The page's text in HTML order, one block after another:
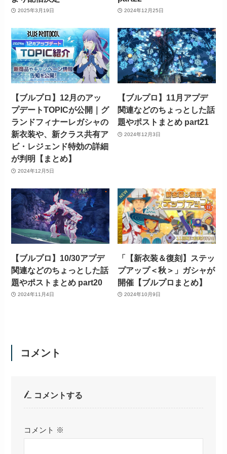
2025年3月19日 2024年12月25日
【ブルプロ】12月のアッ
プデートTOPICが公開｜グ
ランドフィナーレガシャの
新衣装や、新クラス共有ア
ビ・レジェンド特効の詳細
が判明【まとめ】
2024年12月5日
【ブルプロ】11月アプデ
関連などのちょっとした話
題やポストまとめ part21
2024年12月3日
【ブルプロ】10/30アプデ
関連などのちょっとした話
題やポストまとめ part20
2024年11月4日
「【新衣装＆復刻】ステッ
プアップ＜秋＞」ガシャが
開催【ブルプロまとめ】
2024年10月9日
コメント
コメントする
コメント ※